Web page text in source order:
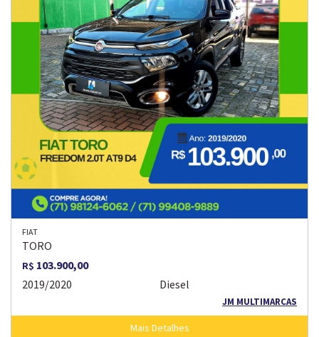
FIAT
TORO
R$ 103.900,00
2019/2020
Diesel
JM MULTIMARCAS
Mais Detalhes